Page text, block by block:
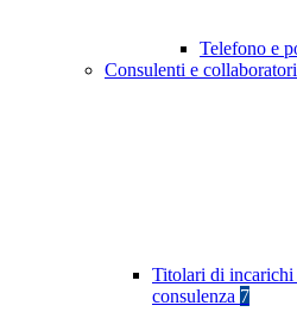
Telefono e
Consulenti e collaboratori
Titolari di
consulenza 7